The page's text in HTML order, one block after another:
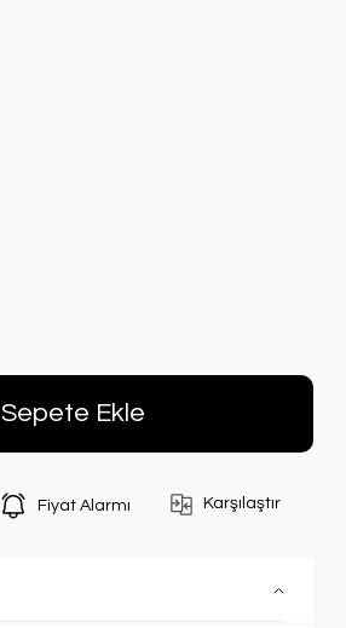
Sepete Ekle
Fiyat Alarmı Karşılaştır